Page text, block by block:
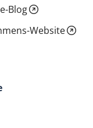
Blog
Website